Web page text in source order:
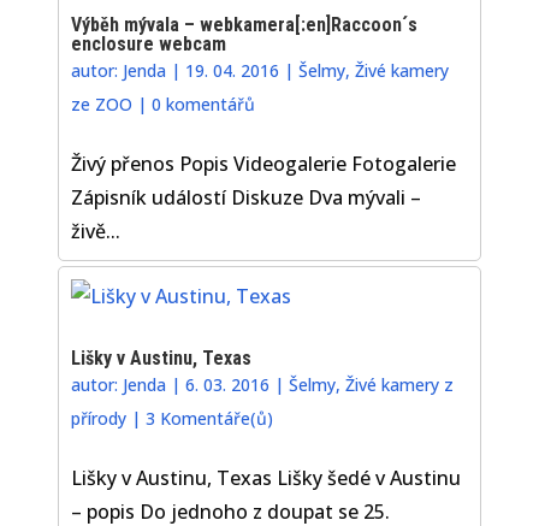
Výběh mývala – webkamera[:en]Raccoon´s
enclosure webcam
autor: Jenda | 19. 04. 2016 |Šelmy,Živé kamery
ze ZOO |0 komentářů
Živý přenos Popis Videogalerie Fotogalerie
Zápisník událostí Diskuze Dva mývali –
živě...
Lišky v Austinu, Texas
autor: Jenda |6. 03. 2016 |Šelmy,Živé kamery z
přírody |3 Komentáře(ů)
Lišky v Austinu, Texas Lišky šedé v Austinu
– popis Do jednoho z doupat se 25.